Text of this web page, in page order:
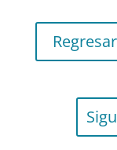
Regresar